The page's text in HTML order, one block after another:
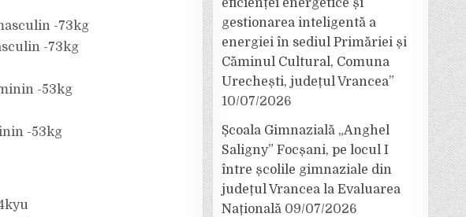
-73kg
-73kg
-53kg
-53kg
eficienței energetice și
gestionarea inteligentă a
energiei în sediul Primăriei și
Căminul Cultural, Comuna
Urechești, județul Vrancea”
10/07/2026
Școala Gimnazială „Anghel
Saligny” Focșani, pe locul I
între școlile gimnaziale din
județul Vrancea la Evaluarea
Națională 09/07/2026